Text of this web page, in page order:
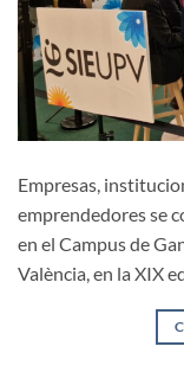
Empresas,
emprendedores se
en el Campus de
València, en la XIX